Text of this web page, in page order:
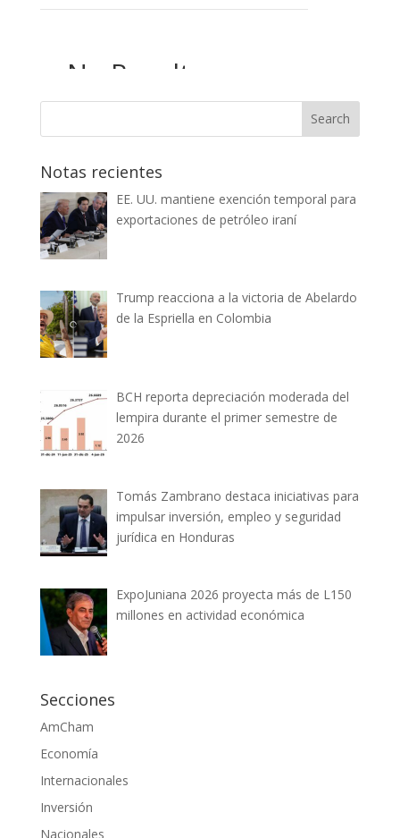
Notas recientes
EE. UU. mantiene exención temporal para
exportaciones de petróleo iraní
Trump reacciona a la victoria de Abelardo
de la Espriella en Colombia
BCH reporta depreciación moderada del
lempira durante el primer semestre de
2026
Tomás Zambrano destaca iniciativas para
impulsar inversión, empleo y seguridad
jurídica en Honduras
ExpoJuniana 2026 proyecta más de L150
millones en actividad económica
Secciones
AmCham
Economía
Internacionales
Inversión
Nacionales